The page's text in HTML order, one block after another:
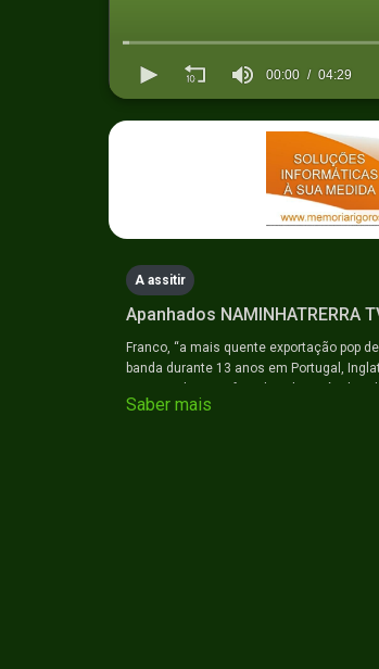
seconds
of
90%
00:00 04:29
A assitir
Apanhados NAMINHATRERRA
Franco, “a mais quente exportação pop
banda durante 13 anos em Portugal,
Saber mais